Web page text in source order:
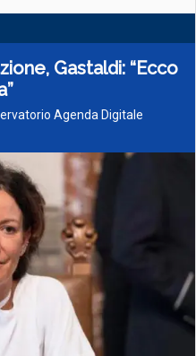
Gastaldi: “Ecco
Agenda Digitale